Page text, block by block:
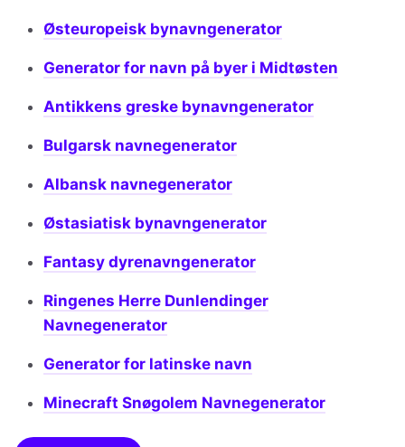
Østeuropeisk bynavngenerator
Generator for navn på byer i Midtøsten
Antikkens greske bynavngenerator
Bulgarsk navnegenerator
Albansk navnegenerator
Østasiatisk bynavngenerator
Fantasy dyrenavngenerator
Ringenes Herre Dunlendinger
Navnegenerator
Generator for latinske navn
Minecraft Snøgolem Navnegenerator